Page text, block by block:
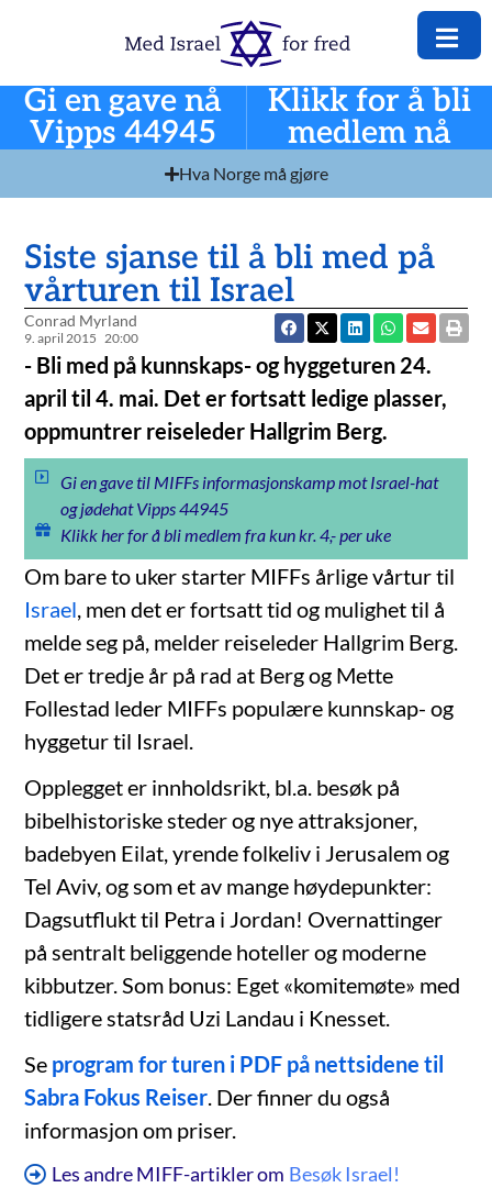
Gi en gave nå
Vipps 44945
Klikk for å bli
medlem nå
Hva Norge må gjøre
Siste sjanse til å bli med på
vårturen til Israel
Conrad Myrland
9. april 2015 20:00
- Bli med på kunnskaps- og hyggeturen 24.
april til 4. mai. Det er fortsatt ledige plasser,
oppmuntrer reiseleder Hallgrim Berg.
Gi en gave til MIFFs informasjonskamp mot Israel-hat
og jødehat Vipps 44945
Klikk her for å bli medlem fra kun kr. 4,- per uke
Om bare to uker starter MIFFs årlige vårtur til
Israel, men det er fortsatt tid og mulighet til å
melde seg på, melder reiseleder Hallgrim Berg.
Det er tredje år på rad at Berg og Mette
Follestad leder MIFFs populære kunnskap- og
hyggetur til Israel.
Opplegget er innholdsrikt, bl.a. besøk på
bibelhistoriske steder og nye attraksjoner,
badebyen Eilat, yrende folkeliv i Jerusalem og
Tel Aviv, og som et av mange høydepunkter:
Dagsutflukt til Petra i Jordan! Overnattinger
på sentralt beliggende hoteller og moderne
kibbutzer. Som bonus: Eget «komitemøte» med
tidligere statsråd Uzi Landau i Knesset.
Se program for turen i PDF på nettsidene til
Sabra Fokus Reiser. Der finner du også
informasjon om priser.
Les andre MIFF-artikler om Besøk Israel!